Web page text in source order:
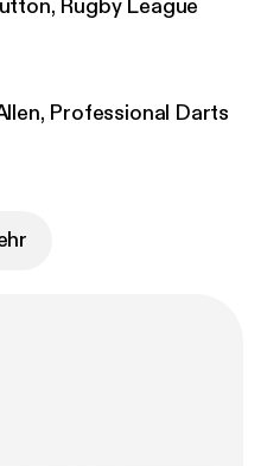
Rugby League
Professional Darts